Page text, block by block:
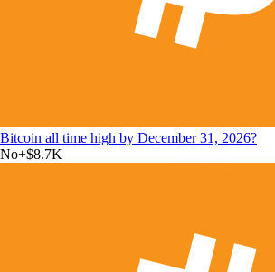
Bitcoin all time high by December 31, 2026?
No+$8.7K